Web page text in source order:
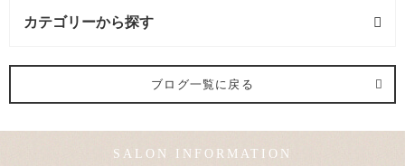
カテゴリーから探す
カラー (1記事)
ブログ一覧に戻る
SALON INFORMATION